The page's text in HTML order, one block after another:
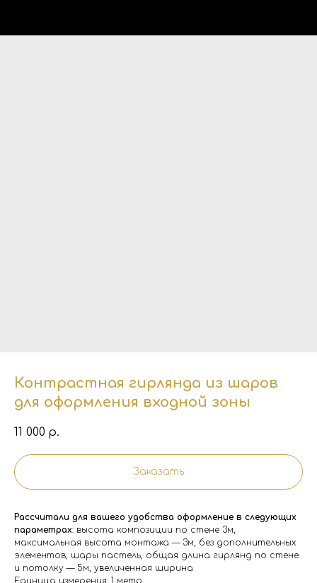
Контрастная гирлянда из шаров
для оформления входной зоны
11 000 р.
Заказать
Рассчитали для вашего удобства оформление в следующих
параметрах: высота композиции по стене 3м,
максимальная высота монтажа — 3м, без дополнительных
элементов, шары пастель, общая длина гирлянд по стене
и потолку — 5м, увеличенная ширина
Единица измерения: 1 метр